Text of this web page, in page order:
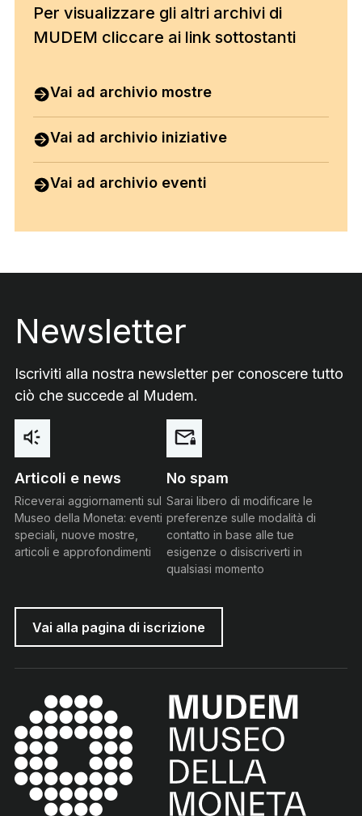
Per visualizzare gli altri archivi di
MUDEM cliccare ai link sottostanti
Vai ad archivio mostre
Vai ad archivio iniziative
Vai ad archivio eventi
Newsletter
Iscriviti alla nostra newsletter per conoscere tutto
ciò che succede al Mudem.
Articoli e news
Riceverai aggiornamenti sul
Museo della Moneta: eventi
speciali, nuove mostre,
articoli e approfondimenti
No spam
Sarai libero di modificare le
preferenze sulle modalità di
contatto in base alle tue
esigenze o disiscriverti in
qualsiasi momento
Vai alla pagina di iscrizione
MUDEM - Museo della Moneta